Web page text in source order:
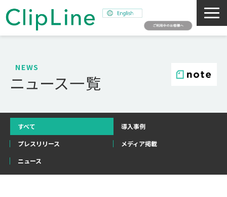
ミッション
サステナビリティ
採用情報
NEWS
ニュース一覧
すべて
導入事例
プレスリリース
メディア掲載
ニュース